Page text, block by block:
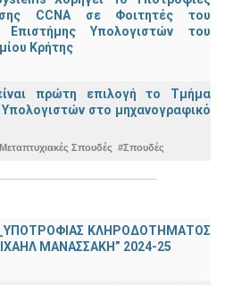
CCNA σε Φοιτητές του
Επιστήμης Υπολογιστών του
Κρήτης
πρώτη επιλογή το Τμήμα
Υπολογιστών στο μηχανογραφικό
Σπουδές #Σπουδές
ΚΛΗΡΟΔΟΤΗΜΑΤΟΣ
ΜΑΝΑΣΣΑΚΗ” 2024-25